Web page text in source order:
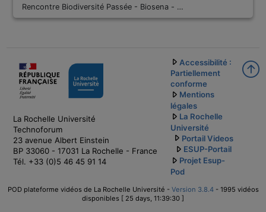
Rencontre Biodiversité Passée - Biosena - …
La Rochelle Université
Technoforum
23 avenue Albert Einstein
BP 33060 - 17031 La Rochelle - France
Tél. +33 (0)5 46 45 91 14
Accessibilité :
Partiellement
conforme
Mentions
légales
La Rochelle
Université
Portail Videos
ESUP-Portail
Projet Esup-
Pod
POD plateforme vidéos de La Rochelle Université - Version 3.8.4- 1995 vidéos
disponibles [ 25 days, 11:39:30 ]